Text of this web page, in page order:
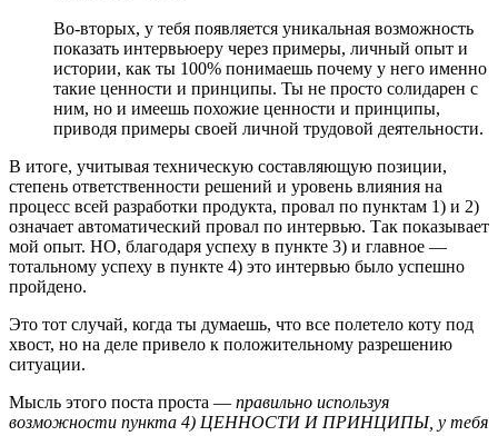
Во-вторых, у тебя появляется уникальная возможность
показать интервьюеру через примеры, личный опыт и
истории, как ты 100% понимаешь почему у него именно
такие ценности и принципы. Ты не просто солидарен с
ним, но и имеешь похожие ценности и принципы,
приводя примеры своей личной трудовой деятельности.
В итоге, учитывая техническую составляющую позиции,
степень ответственности решений и уровень влияния на
процесс всей разработки продукта, провал по пунктам 1) и 2)
означает автоматический провал по интервью. Так показывает
мой опыт. НО, благодаря успеху в пункте 3) и главное —
тотальному успеху в пункте 4) это интервью было успешно
пройдено.
Это тот случай, когда ты думаешь, что все полетело коту под
хвост, но на деле привело к положительному разрешению
ситуации.
Мысль этого поста проста — правильно используя
возможности пункта 4) ЦЕННОСТИ И ПРИНЦИПЫ, у тебя